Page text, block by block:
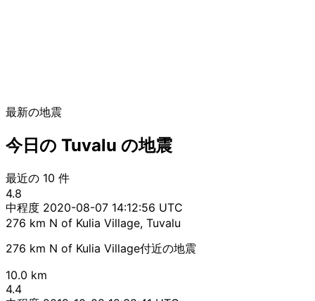
最新の地震
今日の Tuvalu の地震
最近の 10 件
4.8
中程度 2020-08-07 14:12:56 UTC
276 km N of Kulia Village, Tuvalu
276 km N of Kulia Village付近の地震
10.0 km
4.4